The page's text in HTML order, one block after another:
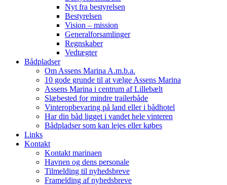
Nyt fra bestyrelsen
Bestyrelsen
Vision – mission
Generalforsamlinger
Regnskaber
Vedtægter
Bådpladser
Om Assens Marina A.m.b.a.
10 gode grunde til at vælge Assens Marina
Assens Marina i centrum af Lillebælt
Slæbested for mindre trailerbåde
Vinteropbevaring på land eller i bådhotel
Har din båd ligget i vandet hele vinteren
Bådpladser som kan lejes eller købes
Links
Kontakt
Kontakt marinaen
Havnen og dens personale
Tilmelding til nyhedsbreve
Framelding af nyhedsbreve